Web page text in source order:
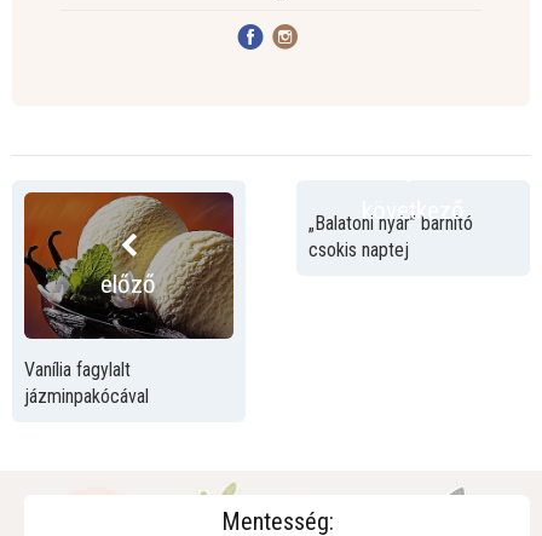
előző
Vanília fagylalt
jázminpakócával
következő
„Balatoni nyár” barnító
csokis naptej
Mentesség: